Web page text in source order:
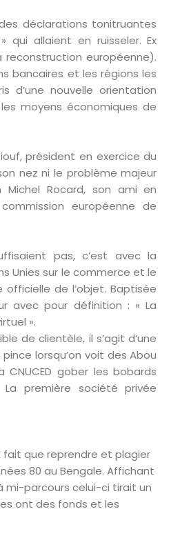
déclarations tonitruantes
qui allaient en ruisseler. Ex
reconstruction européenne).
bancaires et les régions les
d’une nouvelle orientation
moyens économiques de
président en exercice du
nez ni le problème majeur
Michel Rocard, son ami en
européenne de
pas, c’est avec la
Unies sur le commerce et le
de l’objet. Baptisée
avec pour définition : « La
».
de clientèle, il s’agit d’une
lorsqu’on voit des Abou
gober les bobards
première société privée
fait que reprendre et plagier
80 au Bengale. Affichant
mi-parcours celui-ci tirait un
ont des fonds et les